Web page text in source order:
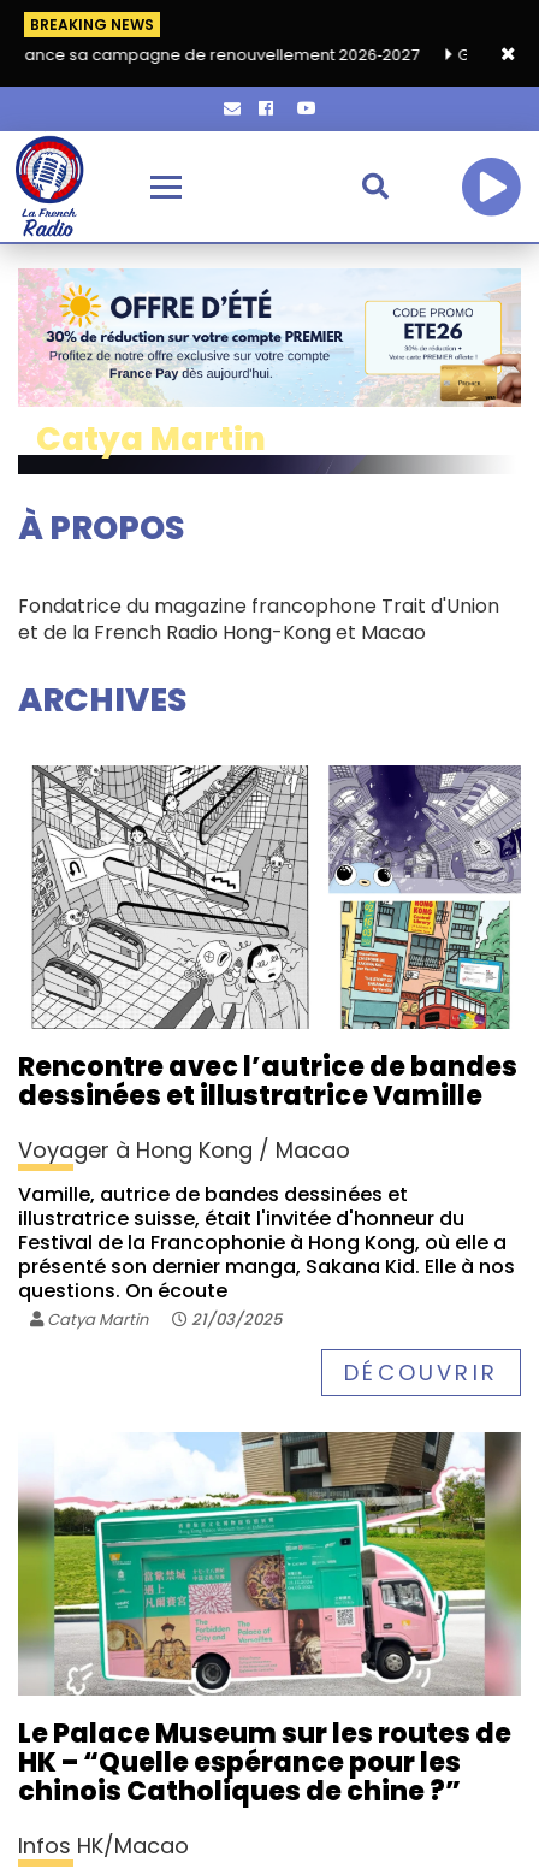
BREAKING NEWS
de renouvellement 2026‑2027 Grand café de rentrée
Catya Martin
À PROPOS
Fondatrice du magazine francophone Trait d'Union
et de la French Radio Hong-Kong et Macao
ARCHIVES
Rencontre avec l’autrice de bandes
dessinées et illustratrice Vamille
Voyager à Hong Kong / Macao
Vamille, autrice de bandes dessinées et
illustratrice suisse, était l'invitée d'honneur du
Festival de la Francophonie à Hong Kong, où elle a
présenté son dernier manga, Sakana Kid. Elle à nos
questions. On écoute
Catya Martin 21/03/2025
DÉCOUVRIR
Le Palace Museum sur les routes de
HK – “Quelle espérance pour les
chinois Catholiques de chine ?”
Infos HK/Macao